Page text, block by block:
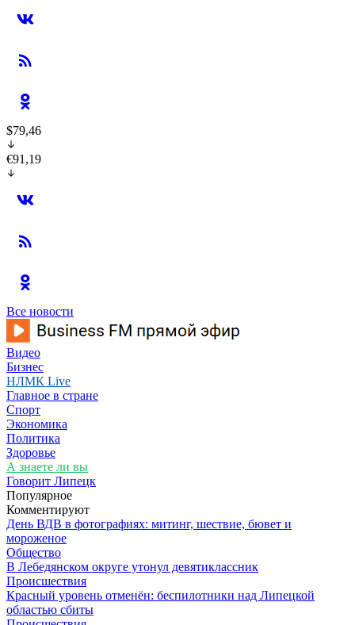
$79,46
€91,19
Все новости
Видео
Бизнес
НЛМК Live
Главное в стране
Спорт
Экономика
Политика
Здоровье
А знаете ли вы
Говорит Липецк
Популярное
Комментируют
День ВДВ в фотографиях: митинг, шествие, бювет и
мороженое
Общество
В Лебедянском округе утонул девятиклассник
Происшествия
Красный уровень отменён: беспилотники над Липецкой
областью сбиты